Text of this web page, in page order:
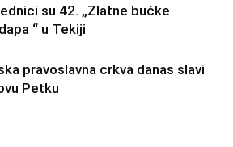
su 42. „Zlatne bućke
“ u Tekiji
pravoslavna crkva danas slavi
Petku